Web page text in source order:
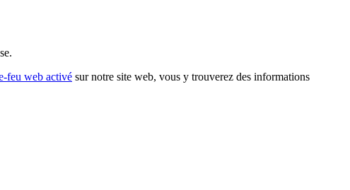
feu web activé sur notre site web, vous y trouverez des informations